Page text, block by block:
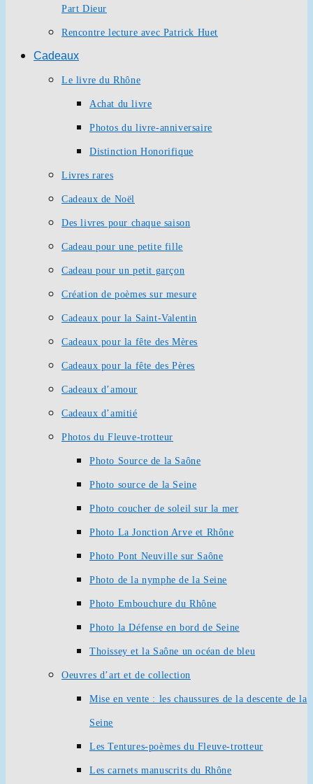
Part Dieur
Rencontre lecture avec Patrick Huet
Cadeaux
Le livre du Rhône
Achat du livre
Photos du livre-anniversaire
Distinction Honorifique
Livres rares
Cadeaux de Noël
Des livres pour chaque saison
Cadeau pour une petite fille
Cadeau pour un petit garçon
Création de poèmes sur mesure
Cadeaux pour la Saint-Valentin
Cadeaux pour la fête des Mères
Cadeaux pour la fête des Pères
Cadeaux d’amour
Cadeaux d’amitié
Photos du Fleuve-trotteur
Photo Source de la Saône
Photo source de la Seine
Photo coucher de soleil sur la mer
Photo La Jonction Arve et Rhône
Photo Pont Neuville sur Saône
Photo de la nymphe de la Seine
Photo Embouchure du Rhône
Photo la Défense en bord de Seine
Thoissey et la Saône un océan de bleu
Oeuvres d’art et de collection
Mise en vente : les chaussures de la descente de la
Seine
Les Tentures-poèmes du Fleuve-trotteur
Les carnets manuscrits du Rhône